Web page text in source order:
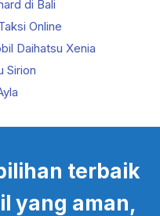
di Bali
Online
Daihatsu Xenia
Sirion
terbaik
yang aman,